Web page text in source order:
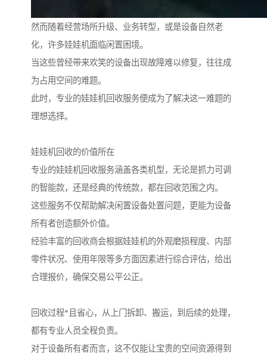
然而随着经营场所升级、业务转型，或是设备自然老
化，许多娃娃机面临闲置困境。
当这些曾经带来欢笑的设备出现故障难以修复，往往成
为占用空间的难题。
此时，专业的娃娃机回收服务便成为了解决这一难题的
理想选择。
娃娃机回收的价值所在
专业的娃娃机回收服务涵盖各类机型，无论是抓力可调
的智能款，还是经典的传统款，都在回收范围之内。
这些服务不仅帮助解决闲置设备处置问题，更能为设备
所有者创造额外价值。
经验丰富的回收商会根据娃娃机的外观磨损程度、内部
零件状况、使用年限等多方面因素进行综合评估，给出
合理报价，确保交易公平公正。
回收过程*且省心，从上门拆卸、搬运，到后续的处理，
都有专业人员全程负责。
对于设备所有者而言，这不仅能让宝贵的空间资源得到